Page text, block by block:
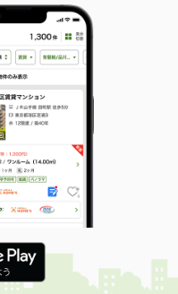
市南区青崎２
南区青崎２
南区青崎２